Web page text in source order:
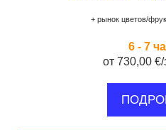
+ рынок цветов/
6 - 7
от 730,00 €/